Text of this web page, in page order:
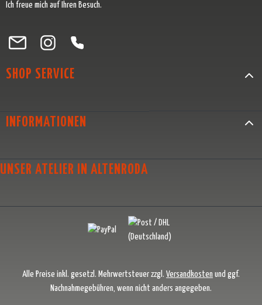
Ich freue mich auf Ihren Besuch.
Besuche uns auf Facebook – öffnet in neuem Tab (externer Link)
Schau auf Instagram vorbei – öffnet in neuem Tab (externer Link)
Lass dich auf Pinterest inspirieren – öffnet in neuem Tab
Folge uns auf X – öffnet in neuem Tab (externer Link)
SHOP SERVICE
INFORMATIONEN
UNSER ATELIER IN ALTENRODA
Alle Preise inkl. gesetzl. Mehrwertsteuer zzgl. Versandkosten und ggf.
Nachnahmegebühren, wenn nicht anders angegeben.